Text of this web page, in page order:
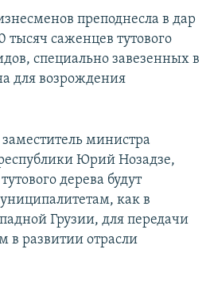
преподнесла в дар
саженцев тутового
специально завезенных в
для возрождения
министра
Юрий Нозадзе,
дерева будут
как в
Грузии, для передачи
в развитии отрасли